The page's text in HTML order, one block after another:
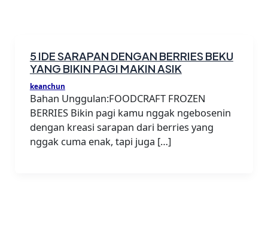
5 IDE SARAPAN DENGAN BERRIES BEKU
YANG BIKIN PAGI MAKIN ASIK
keanchun
Bahan Unggulan:FOODCRAFT FROZEN
BERRIES Bikin pagi kamu nggak ngebosenin
dengan kreasi sarapan dari berries yang
nggak cuma enak, tapi juga […]